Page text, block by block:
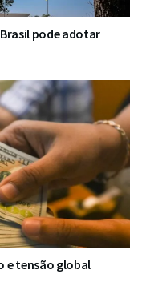
pode adotar
e tensão global